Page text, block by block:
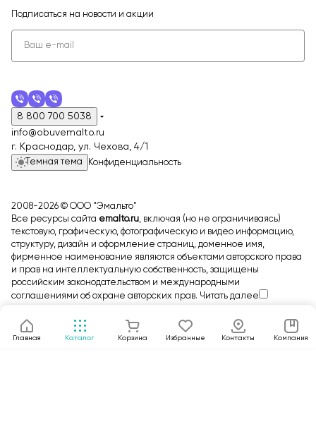
Главная Каталог Корзина Избранные Контакты Компания
Подписаться на новости и акции
8 800 700 5038
info@obuvemalto.ru
г. Краснодар, ул. Чехова, 4/1
Темная тема Конфиденциальность
2008-2026 © ООО "Эмальто"
Все ресурсы сайта emalto.ru, включая (но не ограничиваясь)
текстовую, графическую, фотографическую и видео информацию,
структуру, дизайн и оформление страниц, доменное имя,
фирменное наименование являются объектами авторского права
и прав на интеллектуальную собственность, защищены
российским законодательством и международными
соглашениями об охране авторских прав. Читать далее